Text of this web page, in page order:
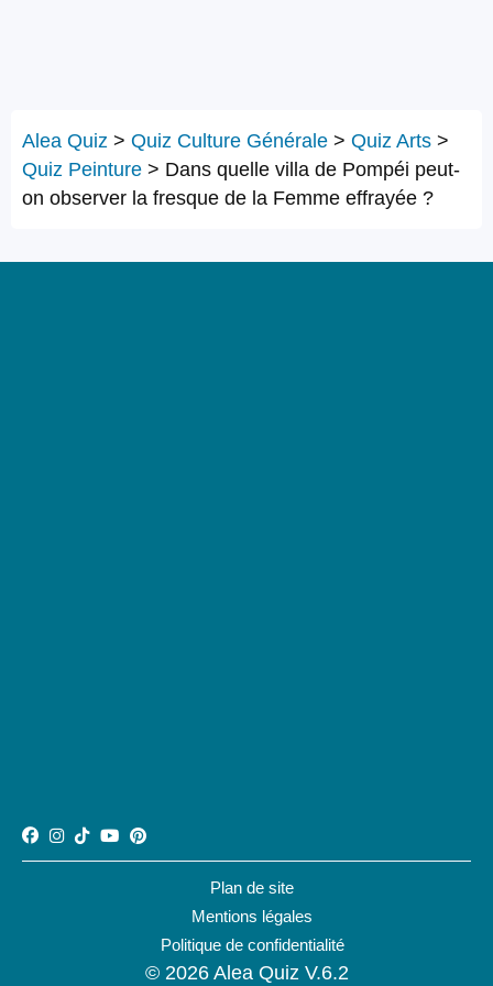
Alea Quiz > Quiz Culture Générale > Quiz Arts >
Quiz Peinture > Dans quelle villa de Pompéi peut-
on observer la fresque de la Femme effrayée ?
© 2026 Alea Quiz V.6.2
Plan de site
Mentions légales
Politique de confidentialité